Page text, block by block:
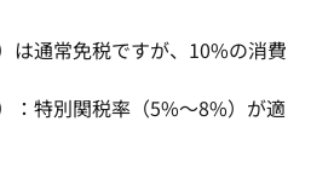
は通常免税ですが、10%の消費
：特別関税率（5%～8%）が適